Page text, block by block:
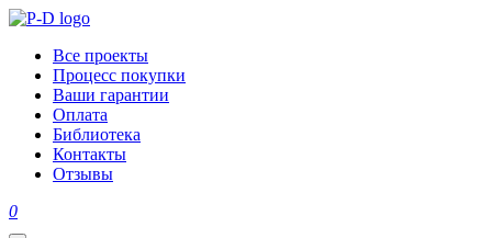
Все проекты
Процесс покупки
Ваши гарантии
Оплата
Библиотека
Контакты
Отзывы
0